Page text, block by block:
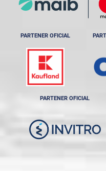
PARTENER OFICIAL
PARTENER OFICIAL